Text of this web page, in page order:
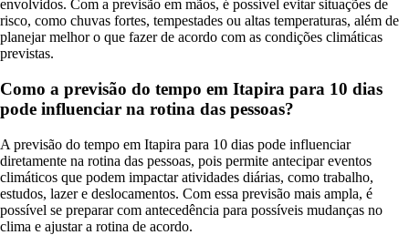
envolvidos. Com a previsão em mãos, é possível evitar situações de
risco, como chuvas fortes, tempestades ou altas temperaturas, além de
planejar melhor o que fazer de acordo com as condições climáticas
previstas.
Como a previsão do tempo em Itapira para 10 dias
pode influenciar na rotina das pessoas?
A previsão do tempo em Itapira para 10 dias pode influenciar
diretamente na rotina das pessoas, pois permite antecipar eventos
climáticos que podem impactar atividades diárias, como trabalho,
estudos, lazer e deslocamentos. Com essa previsão mais ampla, é
possível se preparar com antecedência para possíveis mudanças no
clima e ajustar a rotina de acordo.